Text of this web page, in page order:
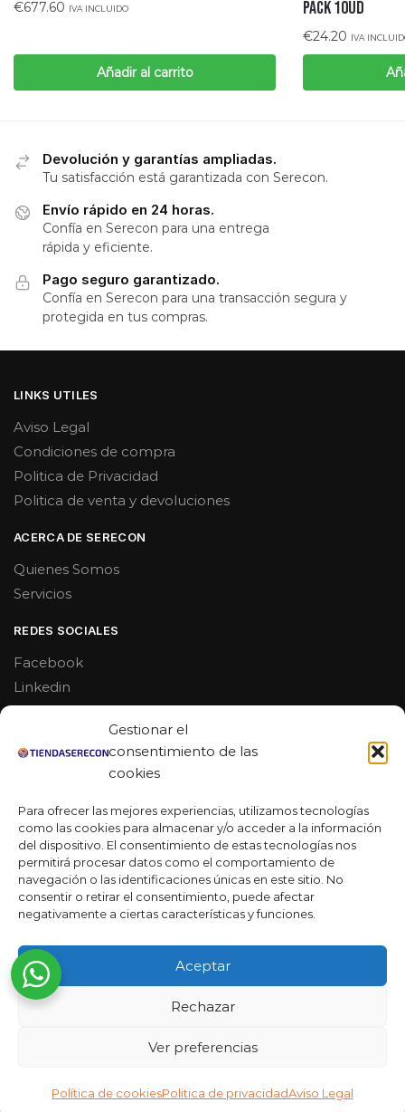
Gestionar el
consentimiento de las
cookies
Para ofrecer las mejores experiencias, utilizamos tecnologías
como las cookies para almacenar y/o acceder a la información
del dispositivo. El consentimiento de estas tecnologías nos
permitirá procesar datos como el comportamiento de
navegación o las identificaciones únicas en este sitio. No
consentir o retirar el consentimiento, puede afectar
negativamente a ciertas características y funciones.
Aceptar
Rechazar
Ver preferencias
Política de cookiesPolitica de privacidadAviso Legal
Añadir al carrito
€677.60 IVA INCLUIDO
Añadir al carrito
Pack 10ud
€24.20 IVA
Devolución y garantías ampliadas.
Tu satisfacción está garantizada con Serecon.
Envío rápido en 24 horas.
Confía en Serecon para una entrega
rápida y eficiente.
Pago seguro garantizado.
Confía en Serecon para una transacción segura y
protegida en tus compras.
LINKS UTILES
Aviso Legal
Condiciones de compra
Politica de Privacidad
Politica de venta y devoluciones
ACERCA DE SERECON
Quienes Somos
Servicios
REDES SOCIALES
Facebook
Linkedin
Youtube
MAS DE 50 RESEÑAS
★★★★★
La verdad es que fue una compra muy económica, la
calidad mucho mejor de lo que esperaba y la entrega en un
día. ¡Estoy muy satisfecha con la atención al cliente y el
servicio!
Desarrollado por
Ready Marketing 2023 ©